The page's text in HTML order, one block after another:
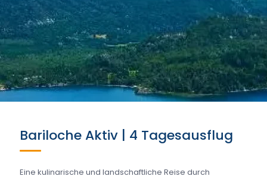
Bariloche Aktiv | 4 Tagesausflug
Eine kulinarische und landschaftliche Reise durch